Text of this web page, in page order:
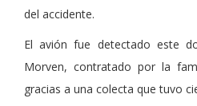
del accidente.
El avión fue detectado este
Morven, contratado por la
gracias a una colecta que tuvo